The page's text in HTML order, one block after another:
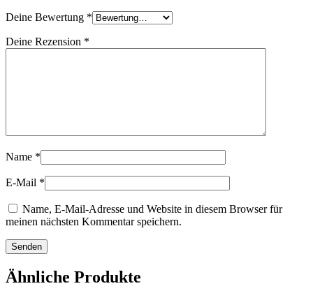
Deine Bewertung *
Deine Rezension *
Name *
E-Mail *
Name, E-Mail-Adresse und Website in diesem Browser für
meinen nächsten Kommentar speichern.
Ähnliche Produkte